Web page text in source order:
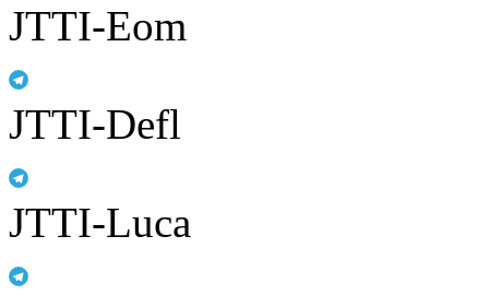
JTTI-Eom
JTTI-Defl
JTTI-Luca